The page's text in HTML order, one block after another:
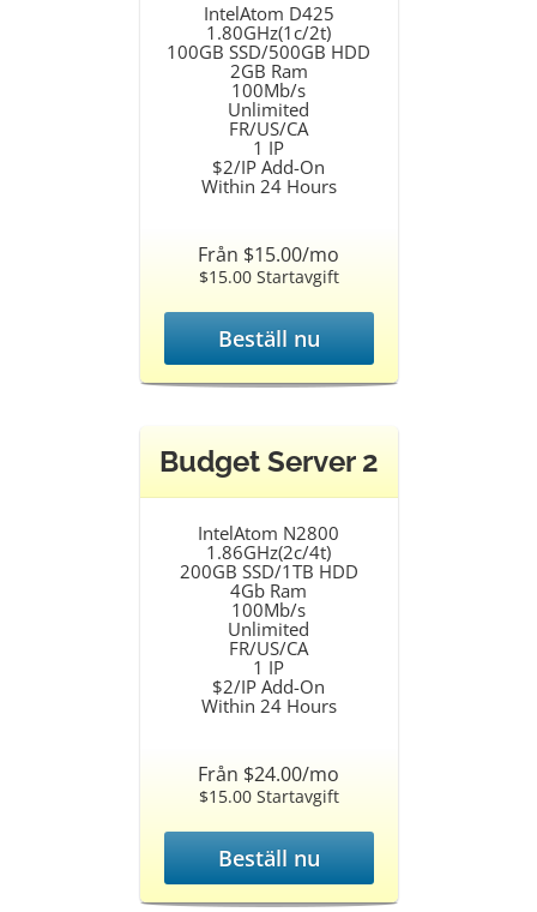
IntelAtom D425
1.80GHz(1c/2t)
100GB SSD/500GB HDD
2GB Ram
100Mb/s
Unlimited
FR/US/CA
1 IP
$2/IP Add-On
Within 24 Hours
Från $15.00/mo
$15.00 Startavgift
Beställ nu
Budget Server 2
IntelAtom N2800
1.86GHz(2c/4t)
200GB SSD/1TB HDD
4Gb Ram
100Mb/s
Unlimited
FR/US/CA
1 IP
$2/IP Add-On
Within 24 Hours
Från $24.00/mo
$15.00 Startavgift
Beställ nu